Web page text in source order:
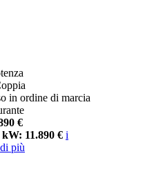
in ordine di marcia
€
11.890 € i
più